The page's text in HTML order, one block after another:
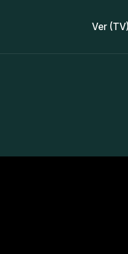
Ver (TV)